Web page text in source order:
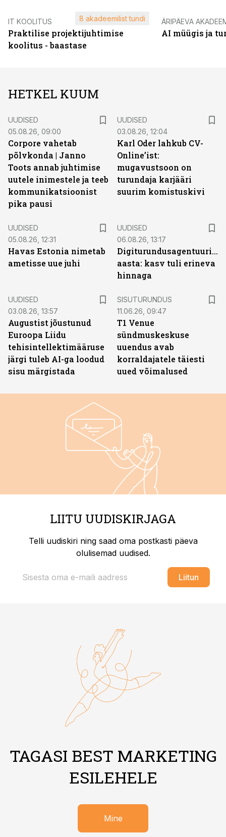
IT KOOLITUS
Praktilise projektijuhtimise
koolitus - baastase
8 akadeemilist tundi ÄRIPÄEVA
AI müügis ja
HETKEL KUUM
UUDISED
05.08.26, 09:00
Corpore vahetab
põlvkonda | Janno
Toots annab juhtimise
uutele inimestele ja teeb
kommunikatsioonist
pika pausi
UUDISED
03.08.26, 12:04
Karl Oder lahkub CV-
Online’ist:
mugavustsoon on
turundaja karjääri
suurim komistuskivi
UUDISED
05.08.26, 12:31
Havas Estonia nimetab
ametisse uue juhi
UUDISED
06.08.26, 13:17
Digiturundusagentuuride
aasta: kasv tuli erineva
hinnaga
UUDISED
03.08.26, 13:57
Augustist jõustunud
Euroopa Liidu
tehisintellektimääruse
järgi tuleb AI-ga loodud
sisu märgistada
SISUTURUNDUS
11.06.26, 09:47
T1 Venue
sündmuskeskuse
uuendus avab
korraldajatele täiesti
uued võimalused
LIITU UUDISKIRJAGA
Telli uudiskiri ning saad oma postkasti päeva
olulisemad uudised.
Liitun
TAGASI BEST MARKETING
ESILEHELE
Mine